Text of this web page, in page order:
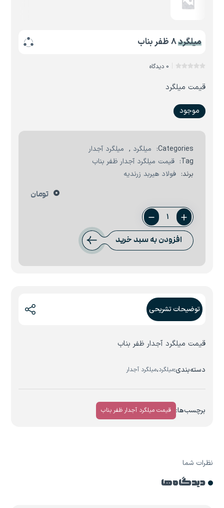
میلگرد 8 ظفر بناب
0 دیدگاه
قیمت میلگرد
موجود
Categories: میلگرد , میلگرد آجدار
Tag:
قیمت میلگرد آجدار ظفر بناب
برند: فولاد هیربد زرندیه
0 تومان
میلگرد
8
ظفر
افزودن به سبد خرید
توضیحات تشریحی
قیمت میلگرد آجدار ظفر بناب
دسته‌بندی:میلگرد،میلگرد آجدار
برچسب‌ها: قیمت میلگرد آجدار ظفر بناب
نظرات شما
دیدگاه ها